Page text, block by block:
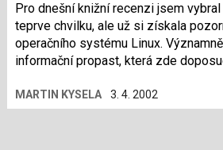
Pro dnešní knižní recenzi jsem vybral
teprve chvilku, ale už si získala
operačního systému Linux.
informační propast, která zde
originálu Linux Hardware Handbook
Smith, vydalo nakladatelství Sams)
MARTIN KYSELA 3. 4. 2002